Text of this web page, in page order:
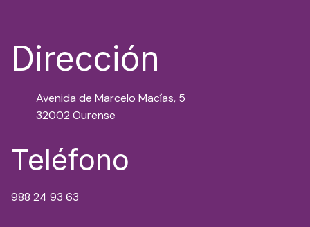
Dirección
Avenida de Marcelo Macías, 5
32002 Ourense
Teléfono
988 24 93 63